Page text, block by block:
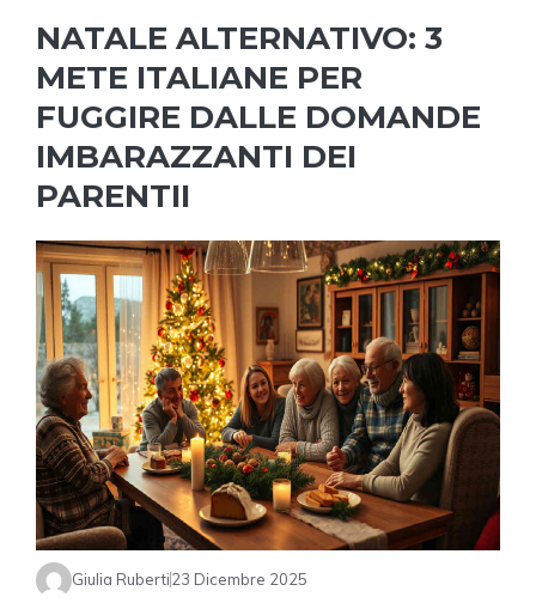
NATALE ALTERNATIVO: 3
METE ITALIANE PER
FUGGIRE DALLE DOMANDE
IMBARAZZANTI DEI
PARENTII
Giulia Ruberti23 Dicembre 2025